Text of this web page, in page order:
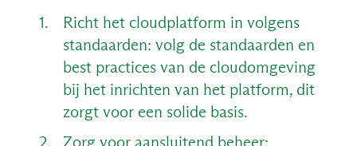
Richt het cloudplatform in volgens
standaarden: volg de standaarden en
best practices van de cloudomgeving
bij het inrichten van het platform, dit
zorgt voor een solide basis.